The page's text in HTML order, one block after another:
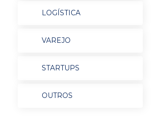
LOGÍSTICA
VAREJO
STARTUPS
OUTROS